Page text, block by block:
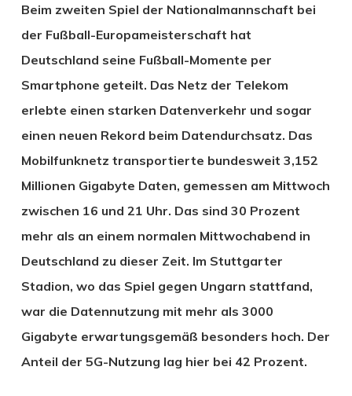
Beim zweiten Spiel der Nationalmannschaft bei
der Fußball-Europameisterschaft hat
Deutschland seine Fußball-Momente per
Smartphone geteilt. Das Netz der Telekom
erlebte einen starken Datenverkehr und sogar
einen neuen Rekord beim Datendurchsatz. Das
Mobilfunknetz transportierte bundesweit 3,152
Millionen Gigabyte Daten, gemessen am Mittwoch
zwischen 16 und 21 Uhr. Das sind 30 Prozent
mehr als an einem normalen Mittwochabend in
Deutschland zu dieser Zeit. Im Stuttgarter
Stadion, wo das Spiel gegen Ungarn stattfand,
war die Datennutzung mit mehr als 3000
Gigabyte erwartungsgemäß besonders hoch. Der
Anteil der 5G-Nutzung lag hier bei 42 Prozent.